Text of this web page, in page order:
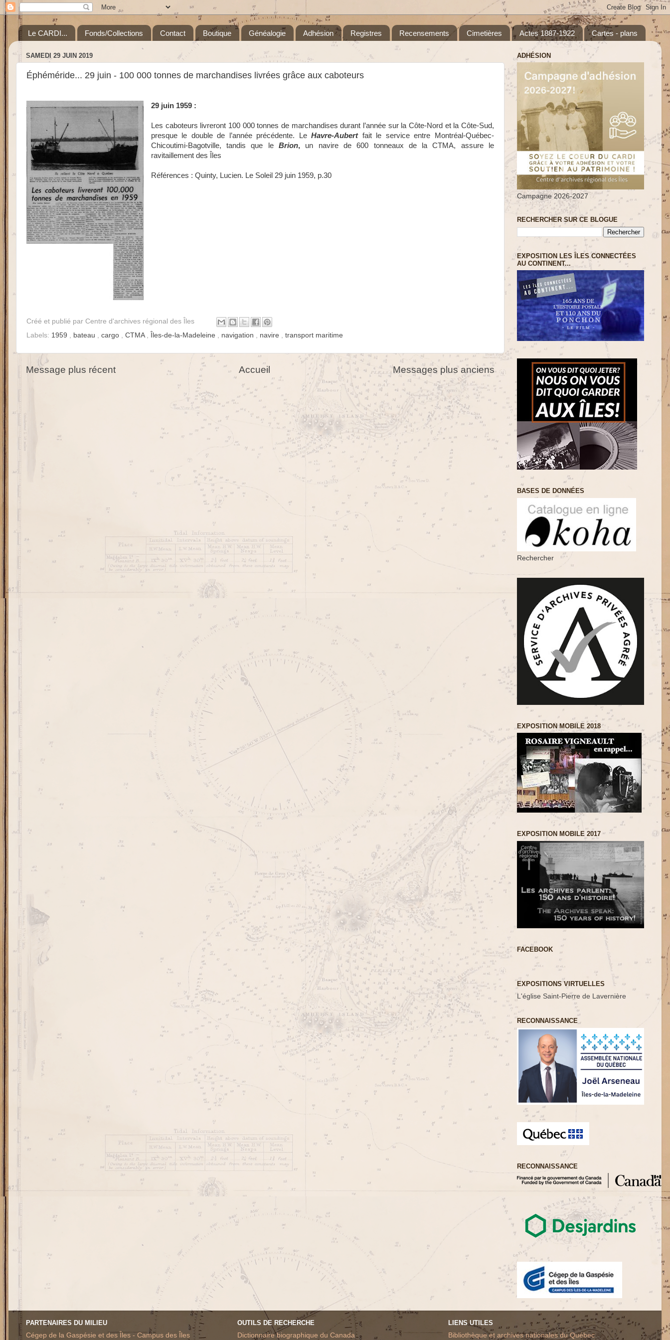
Le CARDI... Fonds/Collections Contact Boutique Généalogie Adhésion Registres Recensements Cimetières Actes 1887-1922 Cartes - plans
SAMEDI 29 JUIN 2019
Éphéméride... 29 juin - 100 000 tonnes de marchandises livrées grâce aux caboteurs
29 juin 1959 :
Les caboteurs livreront 100 000 tonnes de marchandises durant l’année sur la Côte-Nord et la Côte-Sud,
presque le double de l’année précédente. LeHavre-Aubert fait le service entre Montréal-Québec-
Chicoutimi-Bagotville, tandis que leBrion, un navire de 600 tonneaux de la CTMA, assure le
ravitaillement des Îles
Références : Quinty, Lucien. Le Soleil 29 juin 1959, p.30
Créé et publié par Centre d'archives régional des Îles
Labels: 1959 bateau cargo CTMA Îles-de-la-Madeleine navigation navire transport maritime
Message plus récent Messages plus anciens
Accueil
ADHÉSION
Campagne 2026-2027
RECHERCHER SUR CE BLOGUE
EXPOSITION LES ÎLES CONNECTÉES
AU CONTINENT...
BASES DE DONNÉES
Rechercher
EXPOSITION MOBILE 2018
EXPOSITION MOBILE 2017
FACEBOOK
EXPOSITIONS VIRTUELLES
L'église Saint-Pierre de Lavernière
RECONNAISSANCE
RECONNAISSANCE
PARTENAIRES DU MILIEU
Cégep de la Gaspésie et des Îles - Campus des Îles
OUTILS DE RECHERCHE
Dictionnaire biographique du Canada
LIENS UTILES
Bibliothèque et archives nationales du Québec